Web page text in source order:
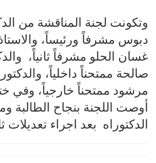
وتكونت لجنة المناقشة من
دبوس مشرفاً ورئيساً، والاستاذ
غسان الحلو مشرفاً ثانياً،
صالحة ممتحناً داخلياً،
مرشود ممتحناً خارجياً، وفي
أوصت اللجنة بنجاح الطالبة
الدكتوراه بعد اجراء تعديلات